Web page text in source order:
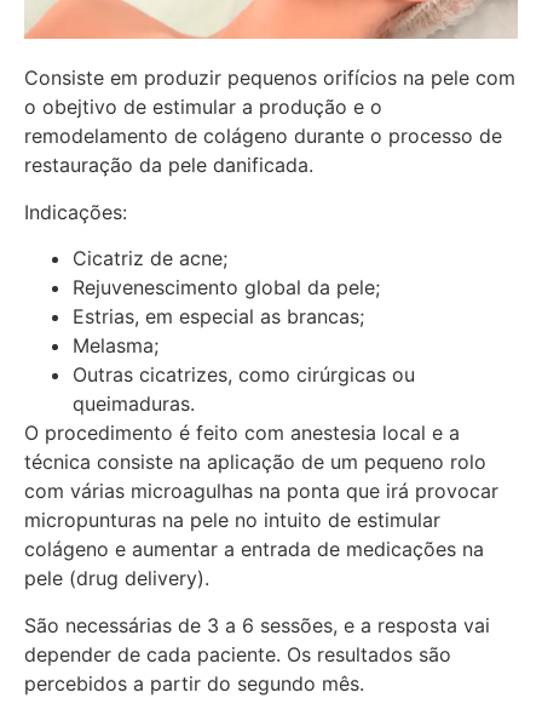
Consiste em produzir pequenos orifícios na pele com
o obejtivo de estimular a produção e o
remodelamento de colágeno durante o processo de
restauração da pele danificada.
Indicações:
Cicatriz de acne;
Rejuvenescimento global da pele;
Estrias, em especial as brancas;
Melasma;
Outras cicatrizes, como cirúrgicas ou
queimaduras.
O procedimento é feito com anestesia local e a
técnica consiste na aplicação de um pequeno rolo
com várias microagulhas na ponta que irá provocar
micropunturas na pele no intuito de estimular
colágeno e aumentar a entrada de medicações na
pele (drug delivery).
São necessárias de 3 a 6 sessões, e a resposta vai
depender de cada paciente. Os resultados são
percebidos a partir do segundo mês.